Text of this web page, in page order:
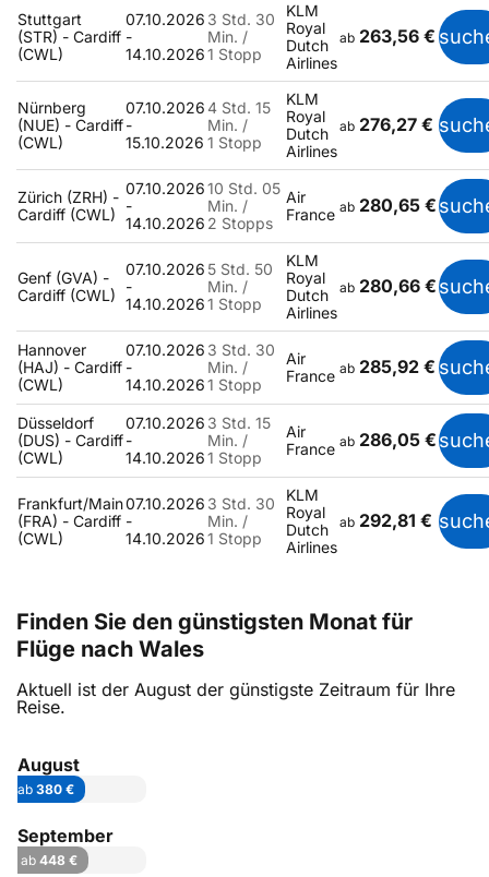
Stuttgart
(STR) - Cardiff
(CWL)
07.10.2026
-
14.10.2026
3 Std. 30
Min. /
1 Stopp
KLM
Royal
Dutch
Airlines
ab 263,56 €
Nürnberg
(NUE) - Cardiff
(CWL)
07.10.2026
-
15.10.2026
4 Std. 15
Min. /
1 Stopp
KLM
Royal
Dutch
Airlines
ab 276,27 €
Zürich (ZRH) -
Cardiff (CWL)
07.10.2026
-
14.10.2026
10 Std. 05
Min. /
2 Stopps
Air
France ab 280,65 €
Genf (GVA) -
Cardiff (CWL)
07.10.2026
-
14.10.2026
5 Std. 50
Min. /
1 Stopp
KLM
Royal
Dutch
Airlines
ab 280,66 €
Hannover
(HAJ) - Cardiff
(CWL)
07.10.2026
-
14.10.2026
3 Std. 30
Min. /
1 Stopp
Air
France ab 285,92 €
Düsseldorf
(DUS) - Cardiff
(CWL)
07.10.2026
-
14.10.2026
3 Std. 15
Min. /
1 Stopp
Air
France ab 286,05 €
Frankfurt/Main
(FRA) - Cardiff
(CWL)
07.10.2026
-
14.10.2026
3 Std. 30
Min. /
1 Stopp
KLM
Royal
Dutch
Airlines
ab 292,81 €
Finden Sie den günstigsten Monat für
Flüge nach Wales
Aktuell ist der August der günstigste Zeitraum für Ihre
Reise.
August
ab 380 €
September
ab 448 €